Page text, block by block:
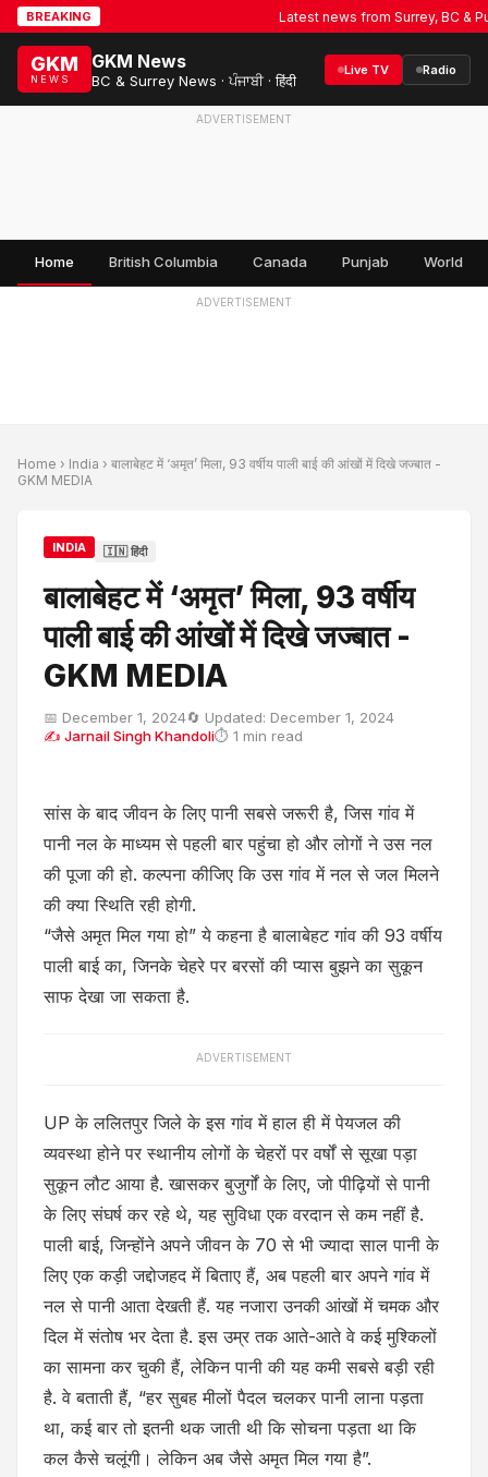
BREAKING Latest news from Surrey, BC &
GKM
NEWS
GKM News
BC & Surrey News · ਪੰਜਾਬੀ · हिंदी
Live TV Radio
ADVERTISEMENT
Home British Columbia Canada Punjab World
ADVERTISEMENT
Home › India › बालाबेहट में ‘अमृत’ मिला, 93 वर्षीय पाली बाई की आंखों में दिखे जज्बात -
GKM MEDIA
INDIA 🇮🇳 हिंदी
बालाबेहट में ‘अमृत’ मिला, 93 वर्षीय
पाली बाई की आंखों में दिखे जज्बात -
GKM MEDIA
📅 December 1, 2024🔄 Updated: December 1, 2024
✍ Jarnail Singh Khandoli⏱ 1 min read
सांस के बाद जीवन के लिए पानी सबसे जरूरी है, जिस गांव में
पानी नल के माध्यम से पहली बार पहुंचा हो और लोगों ने उस नल
की पूजा की हो. कल्पना कीजिए कि उस गांव में नल से जल मिलने
की क्या स्थिति रही होगी.
“जैसे अमृत मिल गया हो” ये कहना है बालाबेहट गांव की 93 वर्षीय
पाली बाई का, जिनके चेहरे पर बरसों की प्यास बुझने का सुकून
साफ देखा जा सकता है.
ADVERTISEMENT
UP के ललितपुर जिले के इस गांव में हाल ही में पेयजल की
व्यवस्था होने पर स्थानीय लोगों के चेहरों पर वर्षों से सूखा पड़ा
सुकून लौट आया है. खासकर बुजुर्गों के लिए, जो पीढ़ियों से पानी
के लिए संघर्ष कर रहे थे, यह सुविधा एक वरदान से कम नहीं है.
पाली बाई, जिन्होंने अपने जीवन के 70 से भी ज्यादा साल पानी के
लिए एक कड़ी जद्दोजहद में बिताए हैं, अब पहली बार अपने गांव में
नल से पानी आता देखती हैं. यह नजारा उनकी आंखों में चमक और
दिल में संतोष भर देता है. इस उम्र तक आते-आते वे कई मुश्किलों
का सामना कर चुकी हैं, लेकिन पानी की यह कमी सबसे बड़ी रही
है. वे बताती हैं, “हर सुबह मीलों पैदल चलकर पानी लाना पड़ता
था, कई बार तो इतनी थक जाती थी कि सोचना पड़ता था कि
कल कैसे चलूंगी। लेकिन अब जैसे अमृत मिल गया है”.